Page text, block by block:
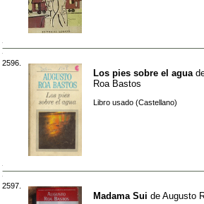
2596.
Los pies sobre el agua
Roa Bastos
Libro usado (Castellano)
2597.
Madama Sui de Augusto